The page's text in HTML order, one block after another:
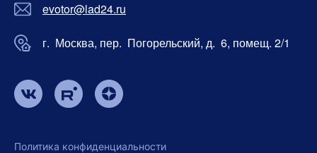
evotor@lad24.ru
г. Москва, пер. Погорельский, д. 6, помещ. 2/1
Политика конфиденциальности